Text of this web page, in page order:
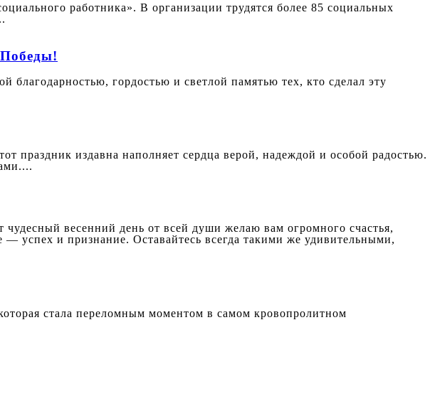
работника». В организации трудятся более 85 социальных
гордостью и светлой памятью тех, кто сделал эту
издавна наполняет сердца верой, надеждой и особой радостью.
весенний день от всей души желаю вам огромного счастья,
успех и признание. Оставайтесь всегда такими же удивительными,
стала переломным моментом в самом кровопролитном